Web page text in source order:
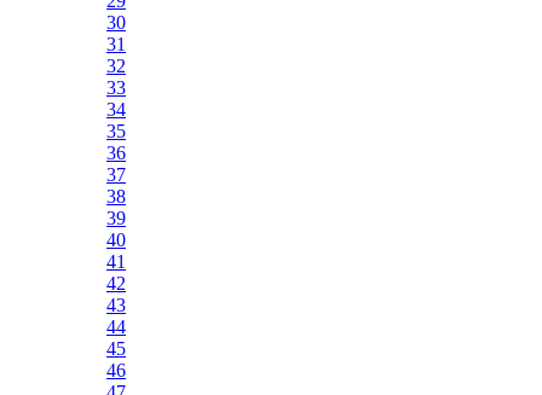
30
31
32
33
34
35
36
37
38
39
40
41
42
43
44
45
46